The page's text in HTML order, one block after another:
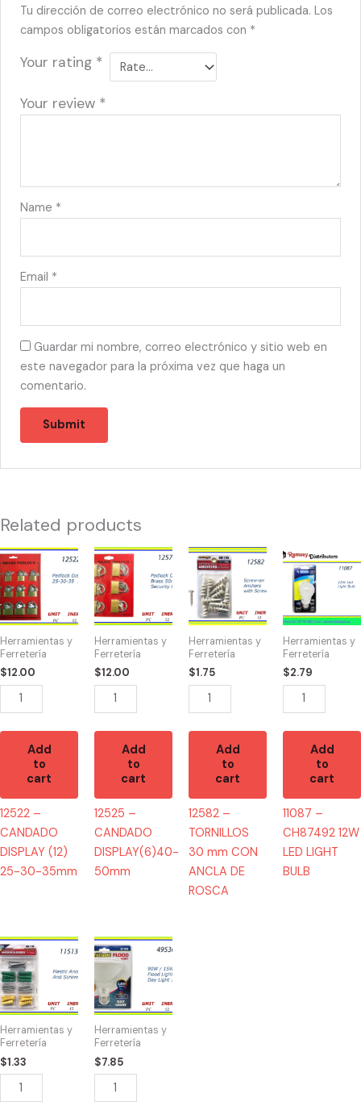
Tu dirección de correo electrónico no será publicada. Los
campos obligatorios están marcados con *
Your rating *
Your review *
Name *
Email *
Guardar mi nombre, correo electrónico y sitio web en
este navegador para la próxima vez que haga un
comentario.
Related products
Herramientas y
Ferretería
$12.00
12522
-
CANDADO
DISPLAY
(12)
25-
30-
35mm
quantity
Add
to
cart
12522 –
CANDADO
DISPLAY (12)
25-30-35mm
Herramientas y
Ferretería
$12.00
12525
-
CANDADO
DISPLAY(6)40-
50mm
quantity
Add
to
cart
12525 –
CANDADO
DISPLAY(6)40-
50mm
Herramientas y
Ferretería
$1.75
12582
TORNILLOS
30
mm
CON
ANCLA
ROSCA
quantity
Add
to
cart
12582 –
TORNILLOS
30 mm CON
ANCLA DE
ROSCA
Herramientas y
Ferretería
$2.79
11087
CH87492
12W
LED
LIGHT
BULB
quantity
Add
to
cart
11087 –
CH87492 12W
LED LIGHT
BULB
Herramientas y
Ferretería
$1.33
11513
-
HW-
7719
Plastic
Anchors
And
Screws
Herramientas y
Ferretería
$7.85
49536
-
BOMBILLA
FLOOD
90W
quantity